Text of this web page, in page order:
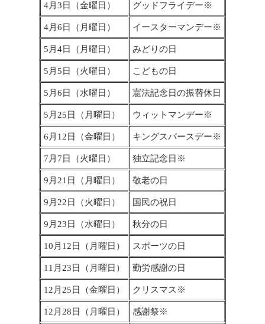
4月3日（金曜日） グッドフライデー※
4月6日（月曜日） イースターマンデー※
5月4日（月曜日） みどりの日
5月5日（火曜日） こどもの日
5月6日（水曜日） 憲法記念日の振替休日
5月25日（月曜日） ウィットマンデー※
6月12日（金曜日） キングスバースデー※
7月7日（火曜日） 独立記念日※
9月21日（月曜日） 敬老の日
9月22日（火曜日） 国民の祝日
9月23日（水曜日） 秋分の日
10月12日（月曜日） スポーツの日
11月23日（月曜日） 勤労感謝の日
12月25日（金曜日） クリスマス※
12月28日（月曜日） 感謝祭※